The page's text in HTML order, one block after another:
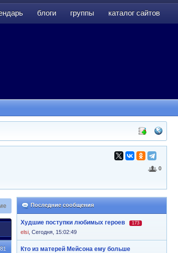
блоги группы каталог сайтов
0
Последние сообщения
Худшие поступки любимых героев 173
elsi Сегодня, 15:02:49
Кто из матерей Мейсона ему больше